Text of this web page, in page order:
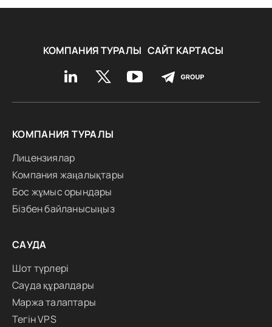
КОМПАНИЯ ТУРАЛЫ САЙТ КАРТАСЫ
КОМПАНИЯ ТУРАЛЫ
Лицензиялар
Компания жаңалықтары
Бос жұмыс орындары
Бізбен байланысыңыз
САУДА
Шот түрлері
Сауда құралдары
Маржа талаптары
Тегін VPS